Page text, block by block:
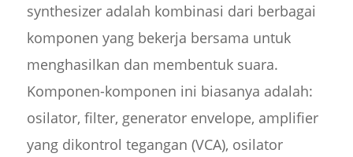
synthesizer adalah kombinasi dari berbagai
komponen yang bekerja bersama untuk
menghasilkan dan membentuk suara.
Komponen-komponen ini biasanya adalah:
osilator, filter, generator envelope, amplifier
yang dikontrol tegangan (VCA), osilator